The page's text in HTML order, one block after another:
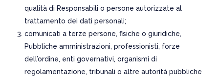
qualità di Responsabili o persone autorizzate al
trattamento dei dati personali;
comunicati a terze persone, fisiche o giuridiche,
Pubbliche amministrazioni, professionisti, forze
dell’ordine, enti governativi, organismi di
regolamentazione, tribunali o altre autorità pubbliche